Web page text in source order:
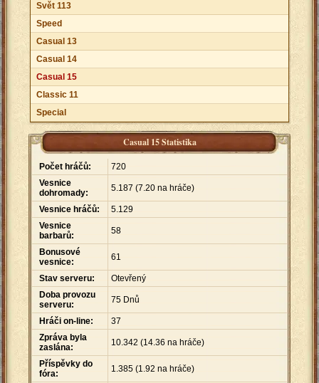
Svět 113
Speed
Casual 13
Casual 14
Casual 15
Classic 11
Special
Casual 15 Statistika
Počet hráčů:
720
Vesnice
dohromady:
5.187 (7.20 na hráče)
Vesnice hráčů: 5.129
Vesnice
barbarů:
58
Bonusové
vesnice:
61
Stav serveru:
Otevřený
Doba provozu
serveru:
75 Dnů
Hráči on-line:
37
Zpráva byla
zaslána:
10.342 (14.36 na hráče)
Příspěvky do
fóra:
1.385 (1.92 na hráče)